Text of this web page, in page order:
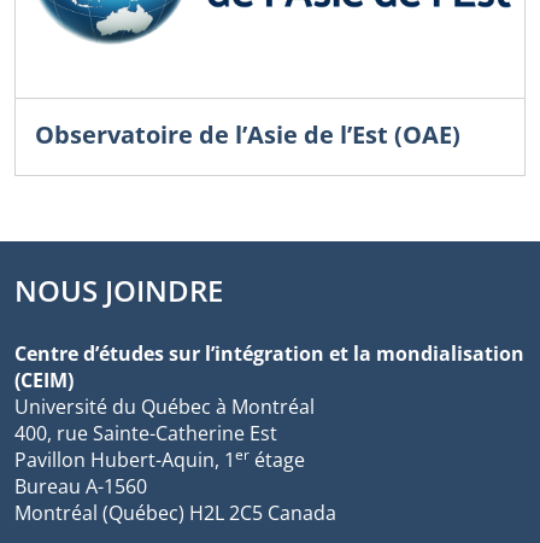
Observatoire de l’Asie de l’Est (OAE)
NOUS JOINDRE
Centre d’études sur l’intégration et la mondialisation
(CEIM)
Université du Québec à Montréal
400, rue Sainte-Catherine Est
Pavillon Hubert-Aquin, 1er étage
Bureau A-1560
Montréal (Québec) H2L 2C5 Canada